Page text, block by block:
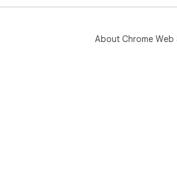
About Chrome Web